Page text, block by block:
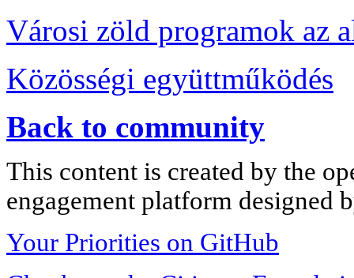
Városi zöld programok az
Közösségi együttműködés
Back to community
This content is created by the
engagement platform designed
Your Priorities on GitHub